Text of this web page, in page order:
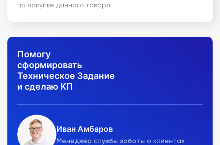
по покупке данного товара
Помогу
сформировать
Техническое Задание
и сделаю КП
Иван Амбаров
Менеджер службы заботы о клиентах